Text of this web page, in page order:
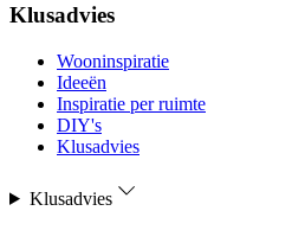
Klusadvies
Wooninspiratie
Ideeën
Inspiratie per ruimte
DIY's
Klusadvies
Klusadvies